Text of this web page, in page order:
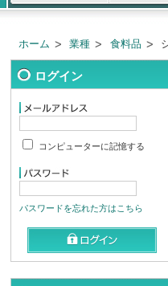
ホーム 業種 食料品
ログイン
コンピューターに記憶する
パスワードを忘れた方はこちら